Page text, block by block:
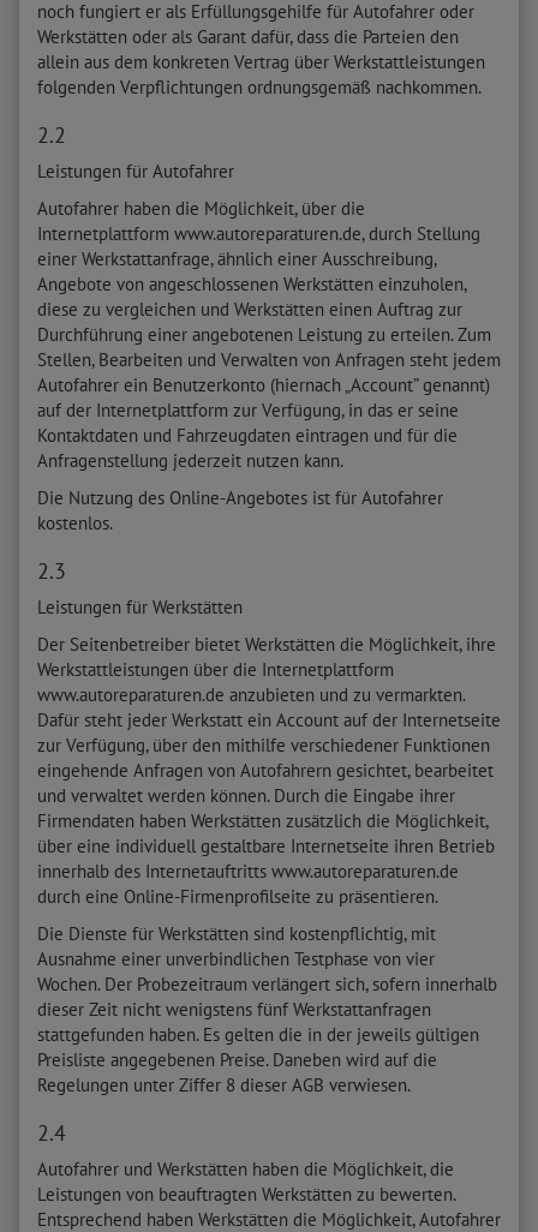
noch fungiert er als Erfüllungsgehilfe für Autofahrer oder
Werkstätten oder als Garant dafür, dass die Parteien den
allein aus dem konkreten Vertrag über Werkstattleistungen
folgenden Verpflichtungen ordnungsgemäß nachkommen.
2.2
Leistungen für Autofahrer
Autofahrer haben die Möglichkeit, über die
Internetplattform www.autoreparaturen.de, durch Stellung
einer Werkstattanfrage, ähnlich einer Ausschreibung,
Angebote von angeschlossenen Werkstätten einzuholen,
diese zu vergleichen und Werkstätten einen Auftrag zur
Durchführung einer angebotenen Leistung zu erteilen. Zum
Stellen, Bearbeiten und Verwalten von Anfragen steht jedem
Autofahrer ein Benutzerkonto (hiernach „Account” genannt)
auf der Internetplattform zur Verfügung, in das er seine
Kontaktdaten und Fahrzeugdaten eintragen und für die
Anfragenstellung jederzeit nutzen kann.
Die Nutzung des Online-Angebotes ist für Autofahrer
kostenlos.
2.3
Leistungen für Werkstätten
Der Seitenbetreiber bietet Werkstätten die Möglichkeit, ihre
Werkstattleistungen über die Internetplattform
www.autoreparaturen.de anzubieten und zu vermarkten.
Dafür steht jeder Werkstatt ein Account auf der Internetseite
zur Verfügung, über den mithilfe verschiedener Funktionen
eingehende Anfragen von Autofahrern gesichtet, bearbeitet
und verwaltet werden können. Durch die Eingabe ihrer
Firmendaten haben Werkstätten zusätzlich die Möglichkeit,
über eine individuell gestaltbare Internetseite ihren Betrieb
innerhalb des Internetauftritts www.autoreparaturen.de
durch eine Online-Firmenprofilseite zu präsentieren.
Die Dienste für Werkstätten sind kostenpflichtig, mit
Ausnahme einer unverbindlichen Testphase von vier
Wochen. Der Probezeitraum verlängert sich, sofern innerhalb
dieser Zeit nicht wenigstens fünf Werkstattanfragen
stattgefunden haben. Es gelten die in der jeweils gültigen
Preisliste angegebenen Preise. Daneben wird auf die
Regelungen unter Ziffer 8 dieser AGB verwiesen.
2.4
Autofahrer und Werkstätten haben die Möglichkeit, die
Leistungen von beauftragten Werkstätten zu bewerten.
Entsprechend haben Werkstätten die Möglichkeit, Autofahrer